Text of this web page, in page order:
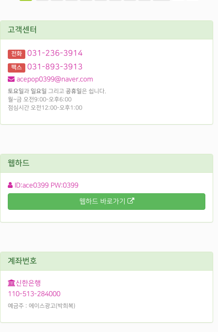
고객센터
전화 031-236-3914
팩스 031-893-3913
acepop0399@naver.com
토요일과 일요일 그리고 공휴일은 쉽니다.
월~금 오전9:00-오후6:00
점심시간 오전12:00-오후1:00
웹하드
ID:ace0399 PW:0399
웹하드 바로가기
계좌번호
신한은행
110-513-284000
예금주 : 에이스광고(박희복)